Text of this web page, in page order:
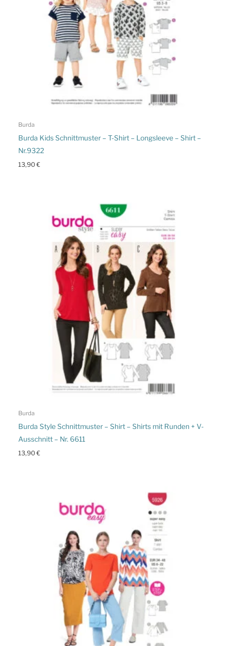
Burda
Burda Kids Schnittmuster – T-Shirt – Longsleeve – Shirt –
Nr.9322
13,90€
Burda
Burda Style Schnittmuster – Shirt – Shirts mit Runden + V-
Ausschnitt – Nr. 6611
13,90€